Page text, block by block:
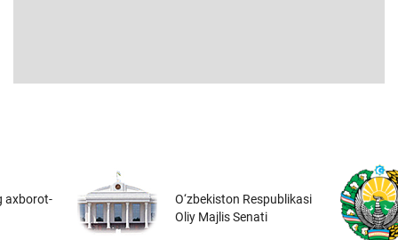
axborot-
O‘zbekiston Respublikasi
Oliy Majlis Senati